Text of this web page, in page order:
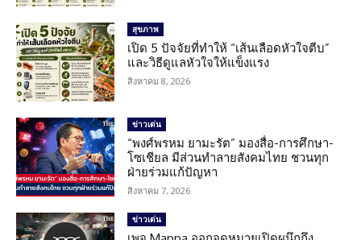
สุขภาพ
เปิด 5 ปัจจัยที่ทำให้ “เส้นเลือดหัวใจตีบ”
และวิธีดูแลหัวใจให้แข็งแรง
สิงหาคม 8, 2026
ข่าวเด่น
“พงศ์พรหม ยามะรัต” มองสื่อ-การศึกษา-
โซเชียล มีส่วนทำลายสังคมไทย ชวนทุก
ฝ่ายร่วมแก้ปัญหา
สิงหาคม 7, 2026
ข่าวเด่น